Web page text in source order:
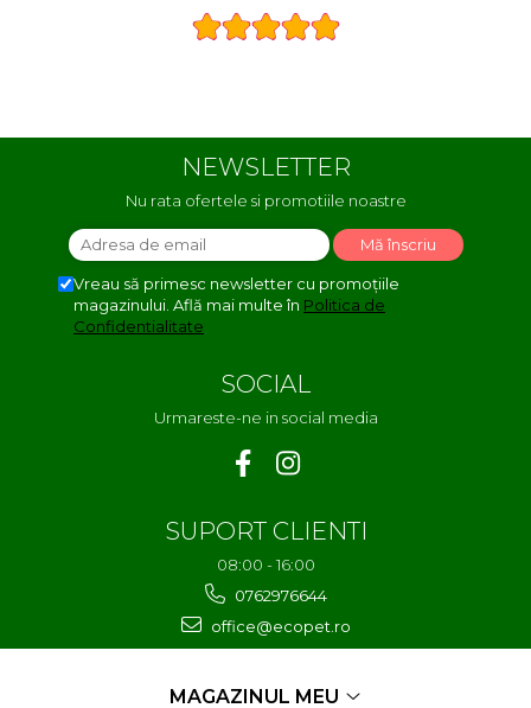
NEWSLETTER
Nu rata ofertele si promotiile noastre
Vreau să primesc newsletter cu promoțiile
magazinului. Află mai multe în Politica de
Confidentialitate
SOCIAL
Urmareste-ne in social media
SUPORT CLIENTI
08:00 - 16:00
0762976644
office@ecopet.ro
MAGAZINUL MEU